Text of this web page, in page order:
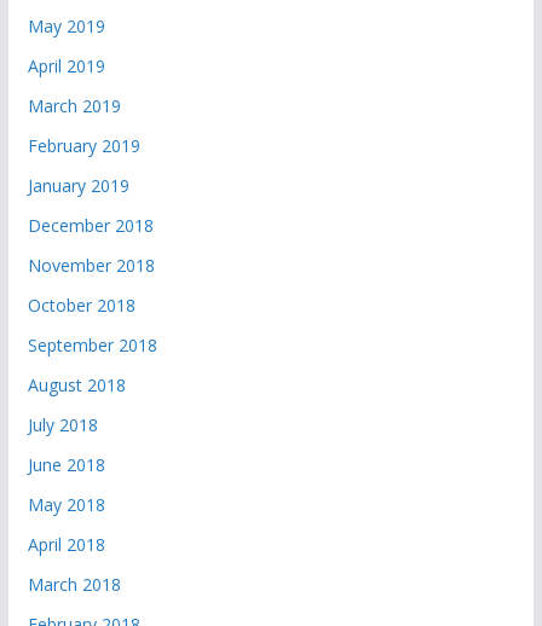
May 2019
April 2019
March 2019
February 2019
January 2019
December 2018
November 2018
October 2018
September 2018
August 2018
July 2018
June 2018
May 2018
April 2018
March 2018